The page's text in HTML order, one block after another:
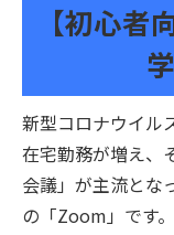
【初心
新型コロナウイル
在宅勤務が増え、
会議」が主流とな
の「Zoom」です。